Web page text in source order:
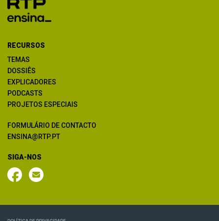
RECURSOS
TEMAS
DOSSIÊS
EXPLICADORES
PODCASTS
PROJETOS ESPECIAIS
FORMULÁRIO DE CONTACTO
ENSINA@RTP.PT
SIGA-NOS